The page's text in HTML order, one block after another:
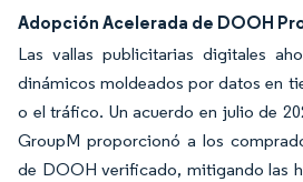
Adopción Acelerada de DOOH
Las vallas publicitarias digitales
dinámicos moldeados por datos en
o el tráfico. Un acuerdo en julio de
GroupM proporcionó a los
de DOOH verificado, mitigando las